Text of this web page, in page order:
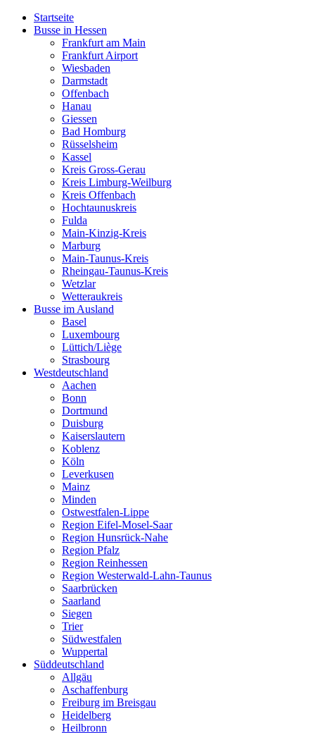
Startseite
Busse in Hessen
Frankfurt am Main
Frankfurt Airport
Wiesbaden
Darmstadt
Offenbach
Hanau
Giessen
Bad Homburg
Rüsselsheim
Kassel
Kreis Gross-Gerau
Kreis Limburg-Weilburg
Kreis Offenbach
Hochtaunuskreis
Fulda
Main-Kinzig-Kreis
Marburg
Main-Taunus-Kreis
Rheingau-Taunus-Kreis
Wetzlar
Wetteraukreis
Busse im Ausland
Basel
Luxembourg
Lüttich/Liège
Strasbourg
Westdeutschland
Aachen
Bonn
Dortmund
Duisburg
Kaiserslautern
Koblenz
Köln
Leverkusen
Mainz
Minden
Ostwestfalen-Lippe
Region Eifel-Mosel-Saar
Region Hunsrück-Nahe
Region Pfalz
Region Reinhessen
Region Westerwald-Lahn-Taunus
Saarbrücken
Saarland
Siegen
Trier
Südwestfalen
Wuppertal
Süddeutschland
Allgäu
Aschaffenburg
Freiburg im Breisgau
Heidelberg
Heilbronn